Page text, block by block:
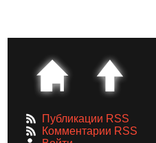
Публикации RSS
Комментарии RSS